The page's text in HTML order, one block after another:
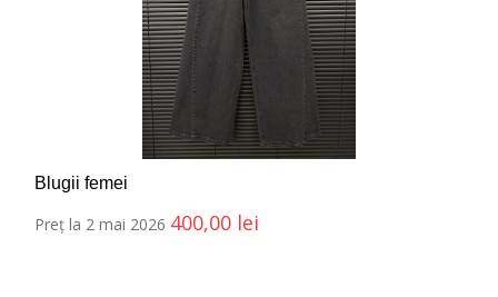
Blugii femei
Preț la 2 mai 2026 400,00 lei